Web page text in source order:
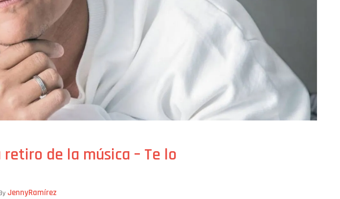
de la música – Te lo
JennyRamírez